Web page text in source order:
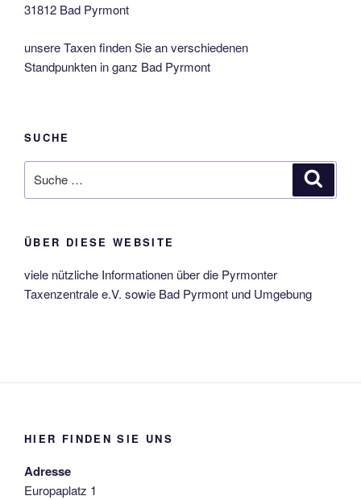
31812 Bad Pyrmont
unsere Taxen finden Sie an verschiedenen
Standpunkten in ganz Bad Pyrmont
SUCHE
nach:
ÜBER DIESE WEBSITE
viele nützliche Informationen über die Pyrmonter
Taxenzentrale e.V. sowie Bad Pyrmont und Umgebung
HIER FINDEN SIE UNS
Adresse
Europaplatz 1